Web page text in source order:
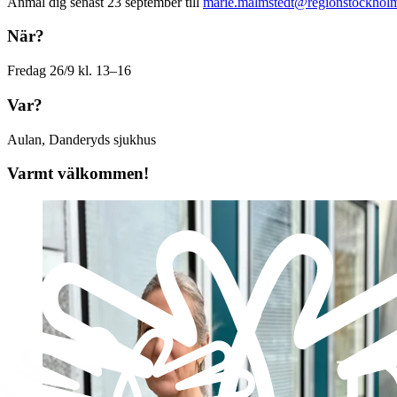
När?
Fredag 26/9 kl. 13–16
Var?
Aulan, Danderyds sjukhus
Varmt välkommen!